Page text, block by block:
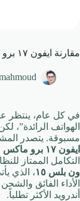
مقارنة ايفون ١٧ برو ماكس و ون بلس ١٥
في كل عام، ينتظر
مسبوقة. يتصدر
ايفون ١٧ برو ماكس
التكامل الممتاز
ون بلس ١٥
، الذي
الأداء الفائق
أندرويد الأكثر تطلباً.